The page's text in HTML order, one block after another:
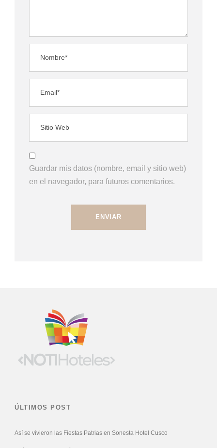
Guardar mis datos (nombre, email y sitio web)
en el navegador, para futuros comentarios.
ÚLTIMOS POST
Así se vivieron las Fiestas Patrias en Sonesta Hotel Cusco